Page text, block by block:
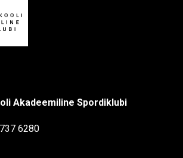
Akadeemiline Spordiklubi
737 6280